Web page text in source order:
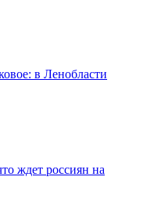
в Ленобласти
ждет россиян на